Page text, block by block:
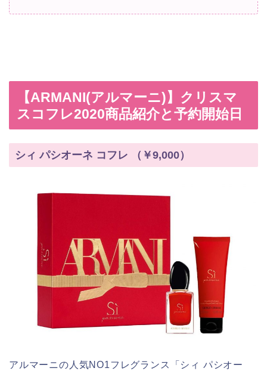
【ARMANI(アルマーニ)】クリスマ
スコフレ2020商品紹介と予約開始日
シィ パシオーネ コフレ （￥9,000）
アルマーニの人気NO1フレグランス「シィ パシオー